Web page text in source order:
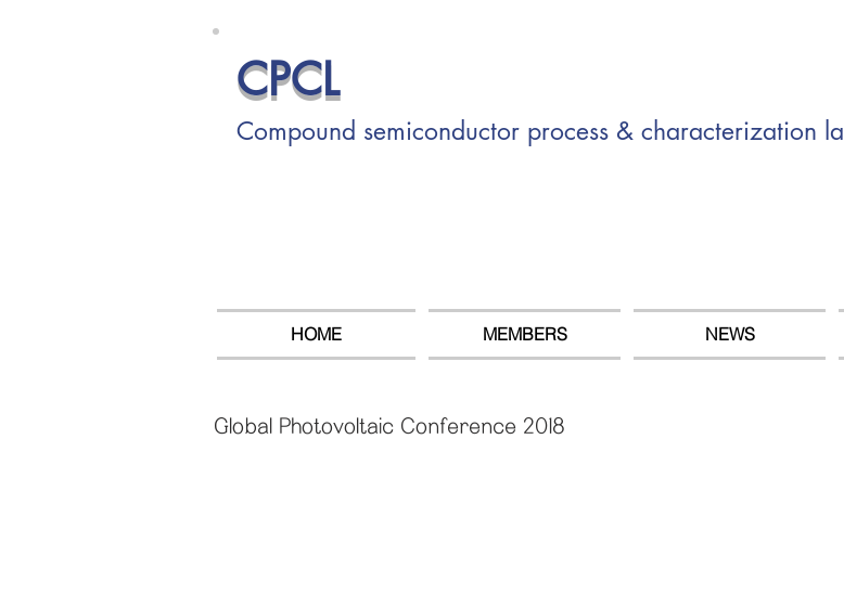
CPCL
Compound semiconductor process & characterization
HOME MEMBERS NEWS
Global Photovoltaic Conference 2018